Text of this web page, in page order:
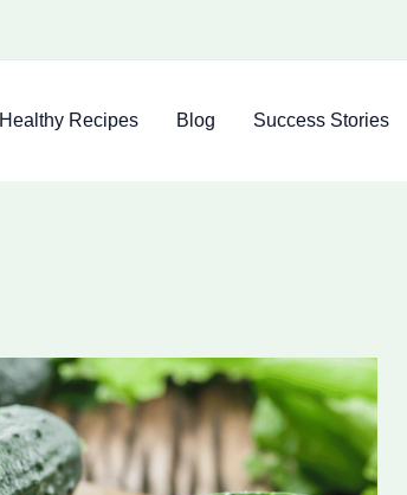
Healthy Recipes Blog Success Stories